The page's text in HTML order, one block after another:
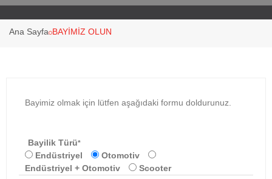
Ana Sayfa BAYİMİZ OLUN
Bayimiz olmak için lütfen aşağıdaki formu doldurunuz.
Bayilik Türü*
Endüstriyel
Otomotiv
Endüstriyel + Otomotiv
Scooter